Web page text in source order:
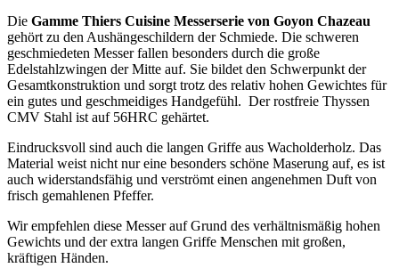
Die Gamme Thiers Cuisine Messerserie von Goyon Chazeau
gehört zu den Aushängeschildern der Schmiede. Die schweren
geschmiedeten Messer fallen besonders durch die große
Edelstahlzwingen der Mitte auf. Sie bildet den Schwerpunkt der
Gesamtkonstruktion und sorgt trotz des relativ hohen Gewichtes für
ein gutes und geschmeidiges Handgefühl. Der rostfreie Thyssen
CMV Stahl ist auf 56HRC gehärtet.
Eindrucksvoll sind auch die langen Griffe aus Wacholderholz. Das
Material weist nicht nur eine besonders schöne Maserung auf, es ist
auch widerstandsfähig und verströmt einen angenehmen Duft von
frisch gemahlenen Pfeffer.
Wir empfehlen diese Messer auf Grund des verhältnismäßig hohen
Gewichts und der extra langen Griffe Menschen mit großen,
kräftigen Händen.